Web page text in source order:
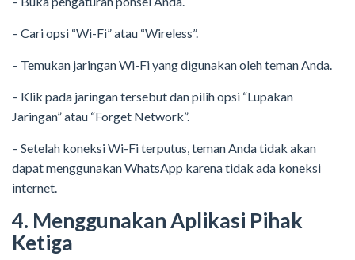
– Cari opsi “Wi-Fi” atau “Wireless”.
– Temukan jaringan Wi-Fi yang digunakan oleh teman Anda.
– Klik pada jaringan tersebut dan pilih opsi “Lupakan
Jaringan” atau “Forget Network”.
– Setelah koneksi Wi-Fi terputus, teman Anda tidak akan
dapat menggunakan WhatsApp karena tidak ada koneksi
internet.
4. Menggunakan Aplikasi Pihak
Ketiga